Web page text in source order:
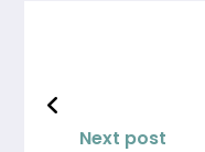
Next post